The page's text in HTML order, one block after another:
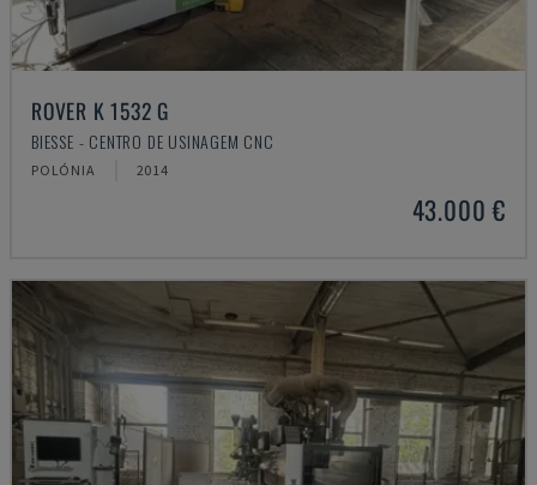
ROVER K 1532 G
BIESSE - CENTRO DE USINAGEM CNC
POLÓNIA 2014
43.000 €